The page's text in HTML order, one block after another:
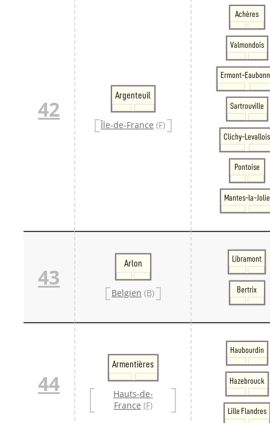
42
Argenteuil
Île-de-France (F)
Achères
Valmondois
Ermont-
Sartrouville
Clichy-Levallois
Pontoise
Mantes-la-Jolie
43
Arlon
Belgien (B)
Libramont
Bertrix
44
Armentières
Hauts-de-
France (F)
Haubourdin
Hazebrouck
Lille Flandres